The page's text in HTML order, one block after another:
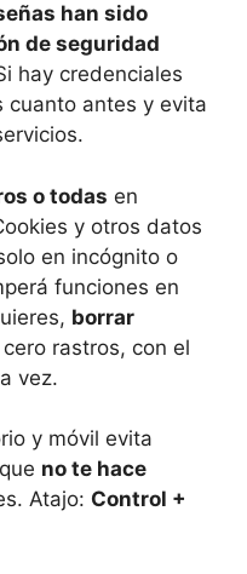
han sido
de seguridad
hay credenciales
cuanto antes y evita
o todas en
y otros datos
en incógnito o
funciones en
borrar
rastros, con el
vez.
y móvil evita
no te hace
Atajo: Control +